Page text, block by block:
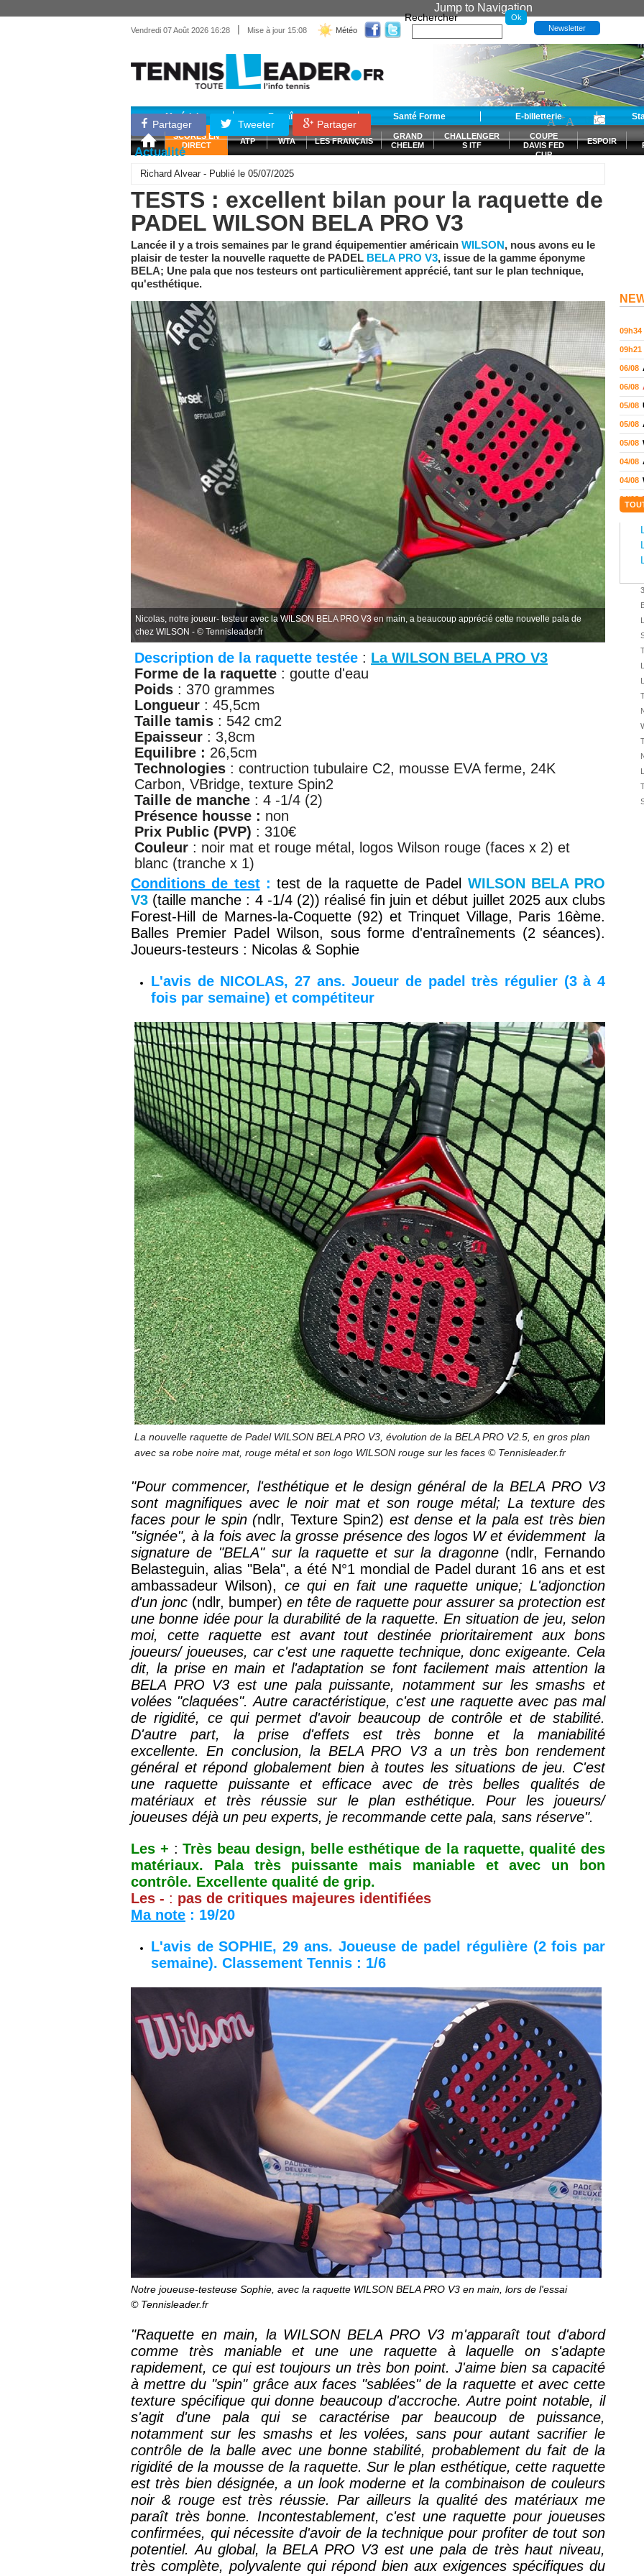
Jump to Navigation
Vendredi 07 Août 2026 16:28 | Mise à jour 15:08 Météo
Rechercher
Newsletter
Matériel Entraînement Santé Forme E-billetterie
SCORES EN
DIRECT
ATP WTA LES FRANÇAIS
GRAND
CHELEM
CHALLENGER
S ITF
COUPE
DAVIS FED
CUP
ESPOIR
Partager Tweeter Partager
-A +A
Actualité
Richard Alvear - Publié le 05/07/2025
TESTS : excellent bilan pour la raquette de
PADEL WILSON BELA PRO V3
Lancée il y a trois semaines par le grand équipementier américain WILSON, nous avons eu le
plaisir de tester la nouvelle raquette de PADEL BELA PRO V3, issue de la gamme éponyme
BELA; Une pala que nos testeurs ont particulièrement apprécié, tant sur le plan technique,
qu'esthétique.
Nicolas, notre joueur- testeur avec la WILSON BELA PRO V3 en main, a beaucoup apprécié cette nouvelle pala de
chez WILSON - © Tennisleader.fr
Description de la raquette testée : La WILSON BELA PRO V3
Forme de la raquette : goutte d'eau
Poids : 370 grammes
Longueur : 45,5cm
Taille tamis : 542 cm2
Epaisseur : 3,8cm
Equilibre : 26,5cm
Technologies : contruction tubulaire C2, mousse EVA ferme, 24K
Carbon, VBridge, texture Spin2
Taille de manche : 4 -1/4 (2)
Présence housse : non
Prix Public (PVP) : 310€
Couleur : noir mat et rouge métal, logos Wilson rouge (faces x 2) et
blanc (tranche x 1)
Conditions de test: test de la raquette de Padel WILSON BELA PRO
V3 (taille manche : 4 -1/4 (2)) réalisé fin juin etdébut juillet 2025 aux clubs
Forest-Hill de Marnes-la-Coquette (92) et Trinquet Village, Paris 16ème.
Balles Premier Padel Wilson, sous forme d'entraînements (2 séances).
Joueurs-testeurs : Nicolas & Sophie
L'avis de NICOLAS, 27 ans. Joueur de padel très régulier (3 à 4
fois par semaine) et compétiteur
La nouvelle raquette de Padel WILSON BELA PRO V3, évolution de la BELA PRO V2.5, en gros plan
avec sa robe noire mat, rouge métal et son logo WILSON rouge sur les faces © Tennisleader.fr
"Pour commencer, l'esthétique et le design général de la BELA PRO V3
sont magnifiques avec le noir mat et son rouge métal; La texture des
faces pour le spin (ndlr, Texture Spin2) est dense et la pala est très bien
"signée", à la fois avec la grosse présence des logos W et évidemment la
signature de "BELA" sur la raquette et sur la dragonne (ndlr, Fernando
Belasteguin, alias "Bela", a été N°1 mondial de Padel durant 16 ans et est
ambassadeur Wilson), ce qui en fait une raquette unique; L'adjonction
d'un jonc (ndlr, bumper) en tête de raquette pour assurer sa protection est
une bonne idée pour la durabilité de la raquette. En situation de jeu, selon
moi, cette raquette est avant tout destinée prioritairement aux bons
joueurs/ joueuses, car c'est une raquette technique, donc exigeante. Cela
dit, la prise en main et l'adaptation se font facilement mais attention la
BELA PRO V3 est une pala puissante, notamment sur les smashs et
volées "claquées". Autre caractéristique, c'est une raquette avec pas mal
de rigidité, ce qui permet d'avoir beaucoup de contrôle et de stabilité.
D'autre part, la prise d'effets est très bonne et la maniabilité
excellente.En conclusion, la BELA PRO V3 a un très bon rendement
général et répond globalement bien à toutes les situations de jeu. C'est
une raquette puissante et efficace avec de très belles qualités de
matériaux et très réussie sur le plan esthétique. Pour les joueurs/
joueuses déjà un peu experts, je recommande cette pala, sans réserve".
Les + :Très beau design, belle esthétique de la raquette, qualité des
matériaux. Pala très puissante mais maniable et avec un bon
contrôle. Excellente qualité de grip.
Les - : pas de critiques majeures identifiées
Ma note : 19/20
L'avis de SOPHIE, 29 ans. Joueuse de padel régulière (2 fois par
semaine). Classement Tennis : 1/6
Notre joueuse-testeuse Sophie, avec la raquette WILSON BELA PRO V3 en main, lors de l'essai
© Tennisleader.fr
"Raquette en main, la WILSON BELA PRO V3 m'apparaît tout d'abord
comme très maniable et une une raquette à laquelle on s'adapte
rapidement, ce qui est toujours un très bon point. J'aime bien sa capacité
à mettre du "spin" grâce aux faces "sablées" de la raquette et avec cette
texture spécifique qui donne beaucoup d'accroche. Autre point notable, il
s'agit d'une pala qui se caractérise par beaucoup de puissance,
notamment sur les smashs et les volées, sans pour autant sacrifier le
contrôle de la balle avec une bonne stabilité, probablement du fait de la
rigidité de la mousse de la raquette. Sur le plan esthétique, cette raquette
est très bien désignée, a un look moderne et la combinaison de couleurs
noir & rouge est très réussie. Par ailleurs la qualité des matériaux me
paraît très bonne. Incontestablement, c'est une raquette pour joueuses
confirmées, qui nécessite d'avoir de la technique pour profiter de tout son
potentiel. Au global, la BELA PRO V3 est une pala de très haut niveau,
très complète, polyvalente qui répond bien aux exigences spécifiques du
09h34
09h21
06/08
06/08
05/08
05/08
05/08
04/08
04/08
04/08